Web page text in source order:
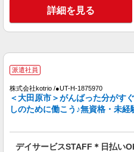
株式会社kotrio /●UT-H-2012140
大田原市｜未
時給1500
キープ
派遣社員
株式会社kotrio /●UT-H-2051178
詳細を見る
派遣社員
株式会社kotrio /●UT-H-1875970
＜大田原市＞がんばった分がす
しのために働こう♪無資格・未
デイサービスSTAFF＊日払い